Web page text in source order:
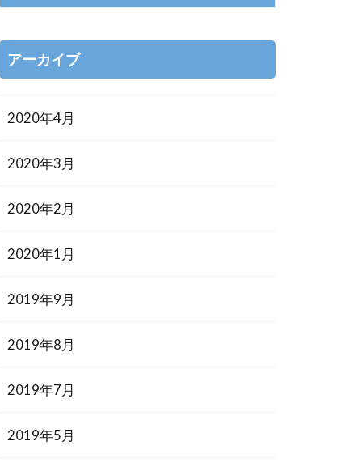
アーカイブ
2020年4月
2020年3月
2020年2月
2020年1月
2019年9月
2019年8月
2019年7月
2019年5月